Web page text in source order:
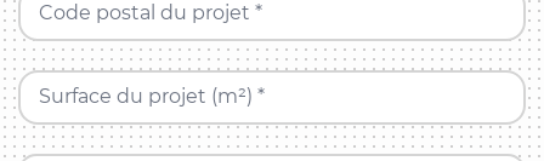
Code postal du projet *
Surface du projet (m²) *